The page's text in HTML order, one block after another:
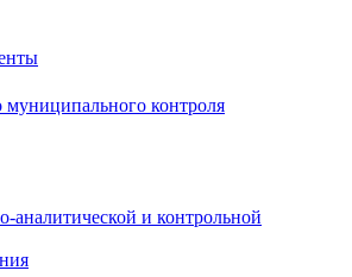
контроля
аналитической и контрольной